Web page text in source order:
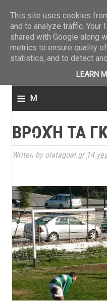
≡ M
n
u
ΒΡΟΧΉ ΤΑ
Writen by olatagoal.gr 14
This site uses cookies
and to analyze traffic. Your
shared with Google along
metrics to ensure quality
statistics, and to detect
LEARN